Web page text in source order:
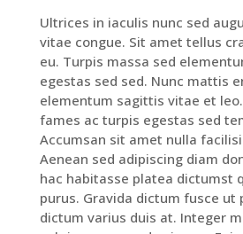
Ultrices in iaculis nunc sed
vitae congue. Sit amet tellus
eu. Turpis massa sed
egestas sed sed. Nunc mattis
elementum sagittis vitae et
fames ac turpis egestas sed
Accumsan sit amet nulla
Aenean sed adipiscing diam
hac habitasse platea dictumst
purus. Gravida dictum fusce ut
dictum varius duis at. Integer